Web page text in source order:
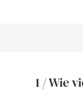
1 / Wie